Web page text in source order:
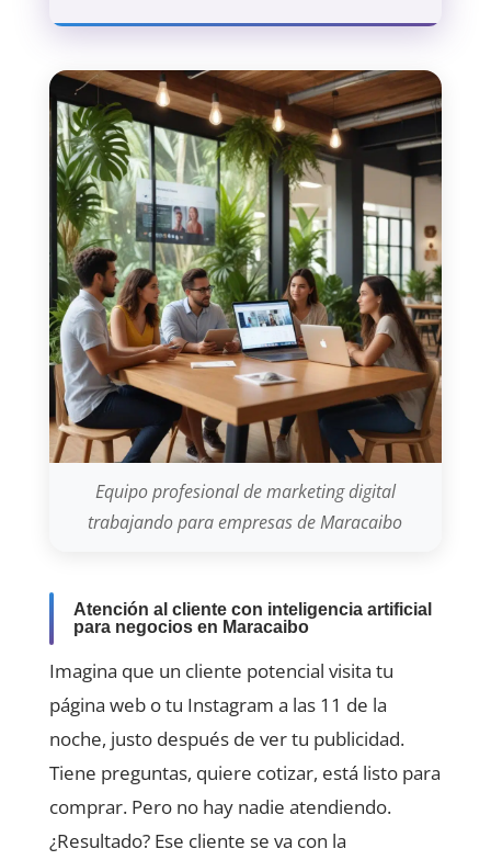
Equipo profesional de marketing digital
trabajando para empresas de Maracaibo
Atención al cliente con inteligencia artificial
para negocios en Maracaibo
Imagina que un cliente potencial visita tu
página web o tu Instagram a las 11 de la
noche, justo después de ver tu publicidad.
Tiene preguntas, quiere cotizar, está listo para
comprar. Pero no hay nadie atendiendo.
¿Resultado? Ese cliente se va con la